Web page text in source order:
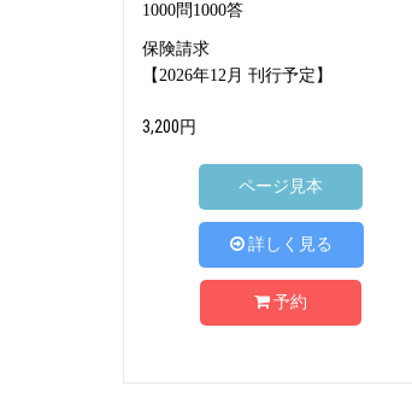
1000問1000答
保険請求
【2026年12月 刊行予定】
3,200円
ページ見本
詳しく見る
予約